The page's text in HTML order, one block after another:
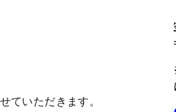
ていただきます。